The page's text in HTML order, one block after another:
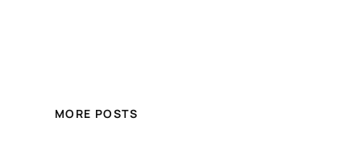
MORE POSTS